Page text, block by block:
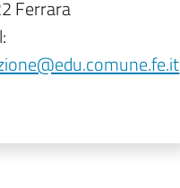
Ferrara